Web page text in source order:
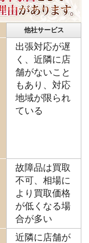
他社サービス
出張対応が遅
く、近隣に店
舗がないこと
もあり、対応
地域が限られ
ている
故障品は買取
不可、相場に
より買取価格
が低くなる場
合が多い
近隣に店舗が